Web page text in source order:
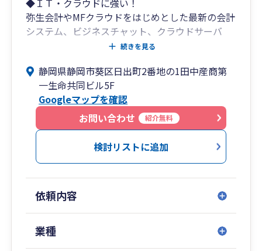
◆ＩＴ・クラウドに強い！
弥生会計やMFクラウドをはじめとした最新の会計
システム、ビジネスチャット、クラウドサーバ
ー、ＷＥＢ会議システム、遠隔リモートツールそ
が本当にやるべき「経営」に専念可能。
◆明瞭な価格提示！
「わかりやすさ」を重視し、3つのコースから選
択可能。
◆代表税理士が40代と若い！
す。
◆税務調査に強い！
続きを見る
静岡県静岡市葵区日出町2番地の1田中産商第
一生命共同ビル5F
Googleマップを確認
お問い合わせ
紹介無料
検討リストに追加
依頼内容
業種